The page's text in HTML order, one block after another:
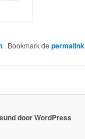
. Bookmark de permalink
door WordPress